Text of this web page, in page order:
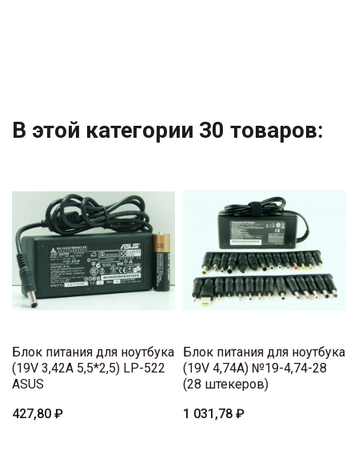
В этой категории 30 товаров:
Блок питания для ноутбука
(19V 3,42A 5,5*2,5) LP-522
ASUS
427,80 ₽
Блок питания для ноутбука
(19V 4,74A) №19-4,74-28
(28 штекеров)
1 031,78 ₽